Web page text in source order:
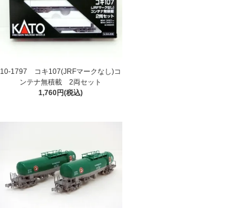
10-1797 コキ107(JRFマークなし)コ
ンテナ無積載 2両セット
1,760円(税込)